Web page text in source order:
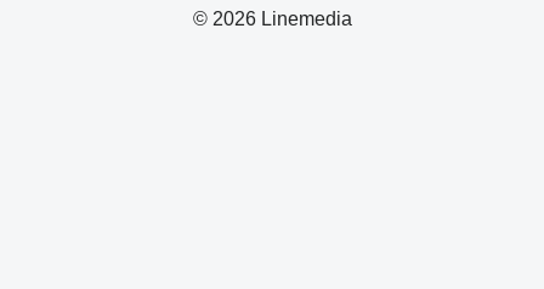
© 2026 Linemedia